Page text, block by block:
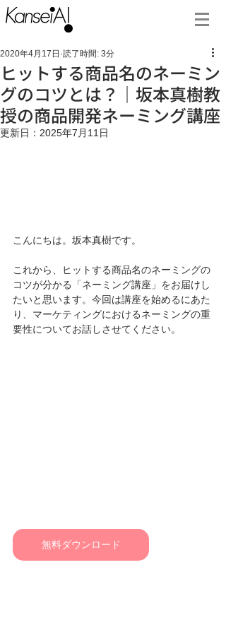
ヒットする商品名のネーミン
グのコツとは？｜坂本真樹教
授の商品開発ネーミング講座
2020年4月17日 読了時間: 3分
更新日： 2025年7月11日
こんにちは。坂本真樹です。
これから、ヒットする商品名のネーミングの
コツが分かる「ネーミング講座」をお届けし
たいと思います。今回は講座を始めるにあた
り、マーケティングにおけるネーミングの重
要性についてお話しさせてください。
無料ダウンロード